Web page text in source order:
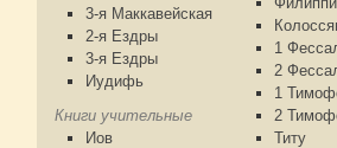
3-я Маккавейская
2-я Ездры
3-я Ездры
Иудифь
Книги учительные
Иов
1
2
1
2
Титу